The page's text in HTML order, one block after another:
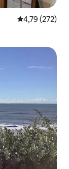
Priemerné
4,79 (272)